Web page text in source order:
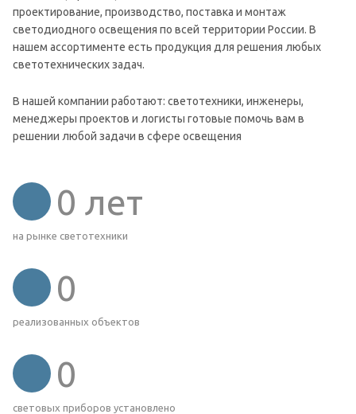
проектирование, производство, поставка и монтаж
светодиодного освещения по всей территории России. В
нашем ассортименте есть продукция для решения любых
светотехнических задач.
В нашей компании работают: светотехники, инженеры,
менеджеры проектов и логисты готовые помочь вам в
решении любой задачи в сфере освещения
0 лет
на рынке светотехники
0
реализованных объектов
0
световых приборов установлено